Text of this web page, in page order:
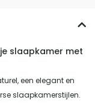
slaapkamer met
een elegant en
slaapkamerstijlen.